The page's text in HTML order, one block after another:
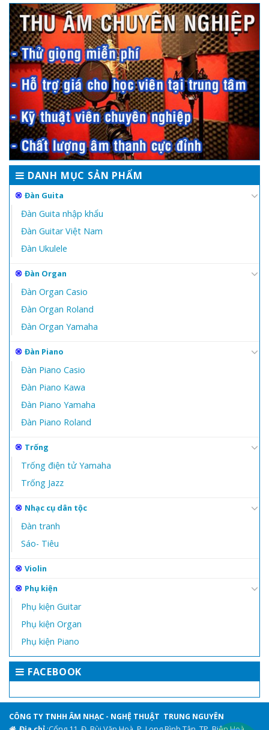
DANH MỤC SẢN PHẨM
Đàn Guita
Đàn Guita nhập khẩu
Đàn Guitar Việt Nam
Đàn Ukulele
Đàn Organ
Đàn Organ Casio
Đàn Organ Roland
Đàn Organ Yamaha
Đàn Piano
Đàn Piano Casio
Đàn Piano Kawa
Đàn Piano Yamaha
Đàn Piano Roland
Trống
Trống điện tử Yamaha
Trống Jazz
Nhạc cụ dân tộc
Đàn tranh
Sáo- Tiêu
Violin
Phụ kiện
Phụ kiện Guitar
Phụ kiện Organ
Phụ kiện Piano
FACEBOOK
CÔNG TY TNHH ÂM NHẠC - NGHỆ THUẬT TRUNG NGUYÊN